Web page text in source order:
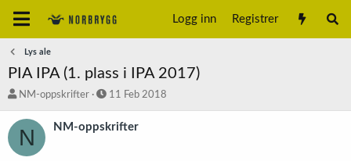
Logg inn Registrer
Lys ale
PIA IPA (1. plass i IPA 2017)
T
å
d
NM-oppskrifter
S
a
11 Feb 2018
N NM-oppskrifter